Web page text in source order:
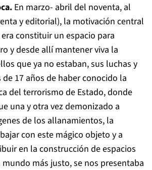
En marzo- abril del noventa, al
y editorial), la motivación central
constituir un espacio para
y desde allí mantener viva la
que ya no estaban, sus luchas y
17 años de haber conocido la
del terrorismo de Estado, donde
una y otra vez demonizado a
de los allanamientos, la
con este mágico objeto y a
en la construcción de espacios
más justo, se nos presentaba